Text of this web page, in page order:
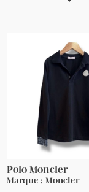
Polo Moncler
Marque : Moncler